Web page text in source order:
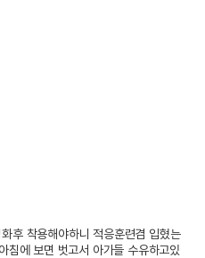
후 착용해야하니 적응훈련겸 입혔는
침에 보면 벗고서 아가들 수유하고있